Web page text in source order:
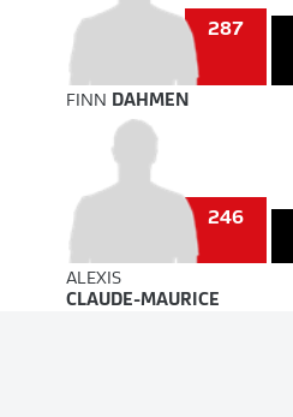
287
FINN DAHMEN
246
ALEXIS
CLAUDE-MAURICE